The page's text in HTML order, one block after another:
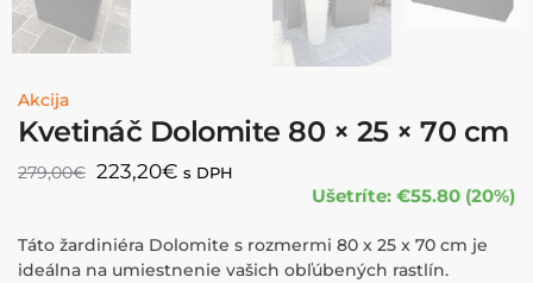
Akcija
Kvetináč Dolomite 80 × 25 × 70 cm
279,00€ 223,20€ s DPH
Ušetríte: €55.80 (20%)
Táto žardiniéra Dolomite s rozmermi 80 x 25 x 70 cm je
ideálna na umiestnenie vašich obľúbených rastlín.